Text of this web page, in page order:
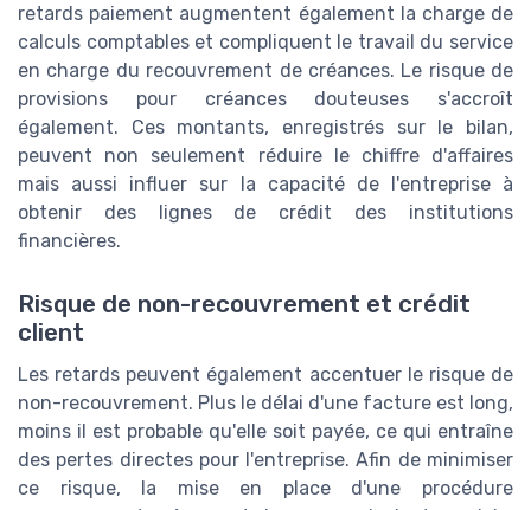
retards paiement augmentent également la charge de
calculs comptables et compliquent le travail du service
en charge du recouvrement de créances. Le risque de
provisions pour créances douteuses s'accroît
également. Ces montants, enregistrés sur le bilan,
peuvent non seulement réduire le chiffre d'affaires
mais aussi influer sur la capacité de l'entreprise à
obtenir des lignes de crédit des institutions
financières.
Risque de non-recouvrement et crédit
client
Les retards peuvent également accentuer le risque de
non-recouvrement. Plus le délai d'une facture est long,
moins il est probable qu'elle soit payée, ce qui entraîne
des pertes directes pour l'entreprise. Afin de minimiser
ce risque, la mise en place d'une procédure